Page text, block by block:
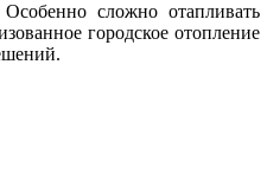
сложно отапливать
городское отопление